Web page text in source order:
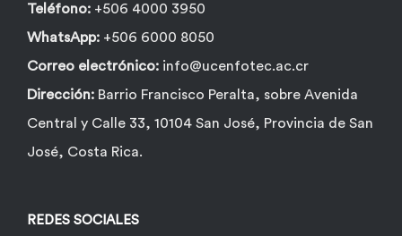
Teléfono: +506 4000 3950
WhatsApp: +506 6000 8050
Correo electrónico: info@ucenfotec.ac.cr
Dirección: Barrio Francisco Peralta, sobre Avenida
Central y Calle 33, 10104 San José, Provincia de San
José, Costa Rica.
REDES SOCIALES